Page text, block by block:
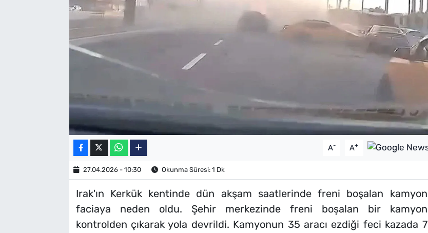
A- A+
27.04.2026 - 10:30 Okunma Süresi: 1 Dk
Irak'ın Kerkük kentinde dün akşam saatlerinde freni boşalan kamyon
faciaya neden oldu. Şehir merkezinde freni boşalan bir kamyon
kontrolden çıkarak yola devrildi. Kamyonun 35 aracı ezdiği feci kazada 7
TV REHBERİ